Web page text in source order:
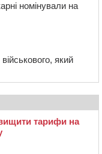
номінували на
який
тарифи на